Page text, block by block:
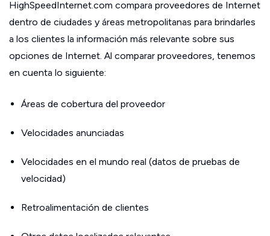
HighSpeedInternet.com compara proveedores de Internet
dentro de ciudades y áreas metropolitanas para brindarles
a los clientes la información más relevante sobre sus
opciones de Internet. Al comparar proveedores, tenemos
en cuenta lo siguiente:
Áreas de cobertura del proveedor
Velocidades anunciadas
Velocidades en el mundo real (datos de pruebas de
velocidad)
Retroalimentación de clientes